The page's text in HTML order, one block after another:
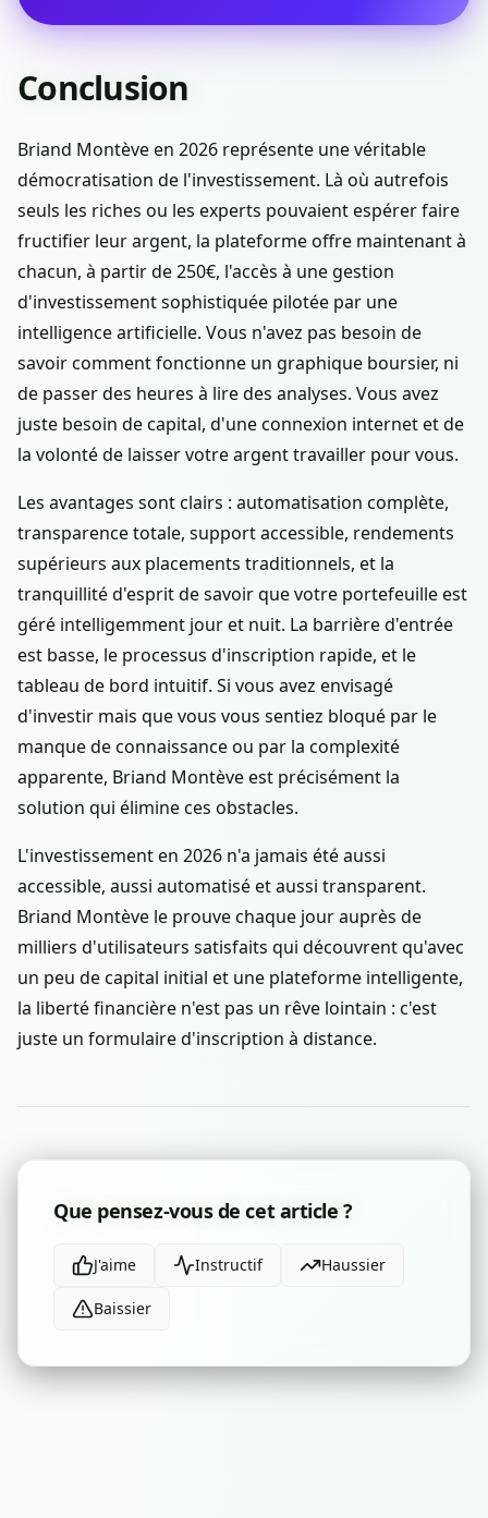
Conclusion
Briand Montève en 2026 représente une véritable
démocratisation de l'investissement. Là où autrefois
seuls les riches ou les experts pouvaient espérer faire
fructifier leur argent, la plateforme offre maintenant à
chacun, à partir de 250€, l'accès à une gestion
d'investissement sophistiquée pilotée par une
intelligence artificielle. Vous n'avez pas besoin de
savoir comment fonctionne un graphique boursier, ni
de passer des heures à lire des analyses. Vous avez
juste besoin de capital, d'une connexion internet et de
la volonté de laisser votre argent travailler pour vous.
Les avantages sont clairs : automatisation complète,
transparence totale, support accessible, rendements
supérieurs aux placements traditionnels, et la
tranquillité d'esprit de savoir que votre portefeuille est
géré intelligemment jour et nuit. La barrière d'entrée
est basse, le processus d'inscription rapide, et le
tableau de bord intuitif. Si vous avez envisagé
d'investir mais que vous vous sentiez bloqué par le
manque de connaissance ou par la complexité
apparente, Briand Montève est précisément la
solution qui élimine ces obstacles.
L'investissement en 2026 n'a jamais été aussi
accessible, aussi automatisé et aussi transparent.
Briand Montève le prouve chaque jour auprès de
milliers d'utilisateurs satisfaits qui découvrent qu'avec
un peu de capital initial et une plateforme intelligente,
la liberté financière n'est pas un rêve lointain : c'est
juste un formulaire d'inscription à distance.
Que pensez-vous de cet article ?
J'aime Instructif Haussier
Baissier